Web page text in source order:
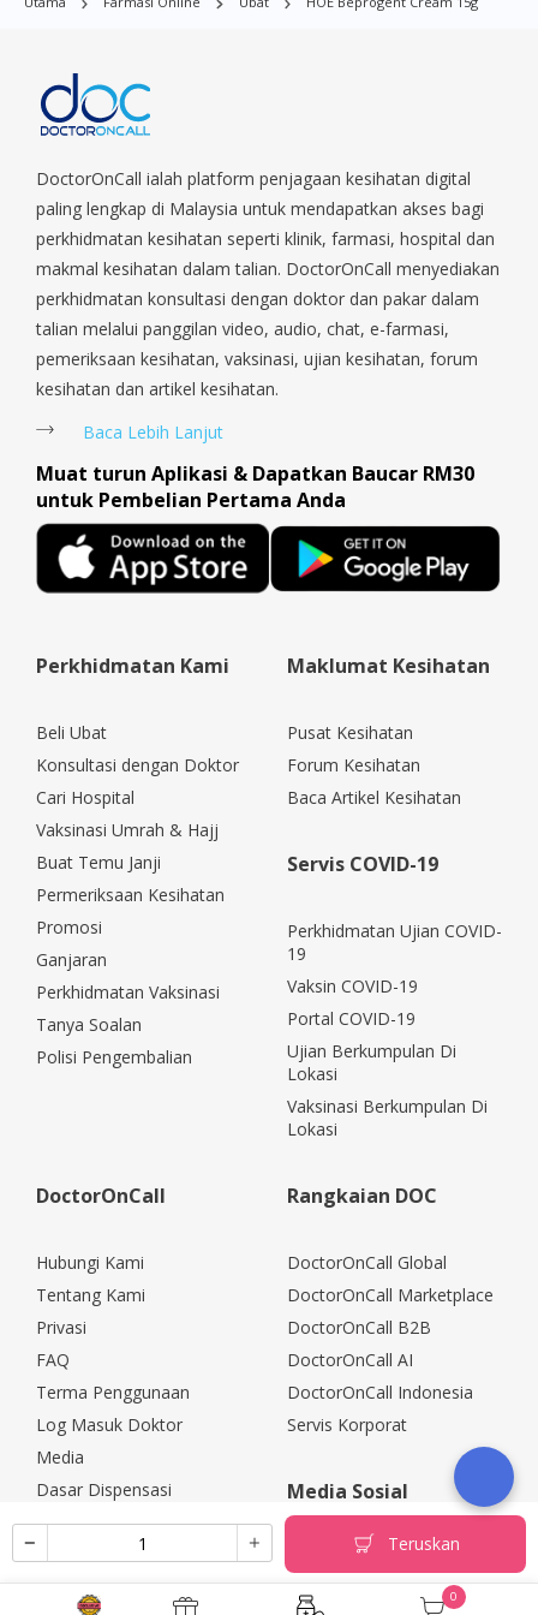
0
Teruskan
Village, Clementi Park, Dairy Farm, Eunos, East Coast, Farrer
East, Jurong West, Kallang/ Whampoa, Lim Chu Kang, Marine
Parade, Marina, Macpherson, Mandai, Newton, Novena,
Orchard, Pasir Ris, Punggol, Potong Pasir, Paya Lebar,
Sengkang, Serangoon, Serangoon Rd, Seletar, Tampines, Toa
Payoh, Tanjong Pagar, Telok Blangah, Tanglin, Thomson, Tuas,
Tengah, Upper East Coast, Upper Bukit Timah, Upper Thomson,
Woodlands, West Coast, Yishun, Yio Chu Kang.
DoctorOnCall ialah platform penjagaan kesihatan digital
paling lengkap di Malaysia untuk mendapatkan akses bagi
perkhidmatan kesihatan seperti klinik, farmasi, hospital dan
makmal kesihatan dalam talian. DoctorOnCall menyediakan
perkhidmatan konsultasi dengan doktor dan pakar dalam
talian melalui panggilan video, audio, chat, e-farmasi,
pemeriksaan kesihatan, vaksinasi, ujian kesihatan, forum
kesihatan dan artikel kesihatan.
Baca Lebih Lanjut
Muat turun Aplikasi & Dapatkan Baucar RM30
untuk Pembelian Pertama Anda
Perkhidmatan Kami
Beli Ubat
Konsultasi dengan Doktor
Cari Hospital
Vaksinasi Umrah & Hajj
Buat Temu Janji
Permeriksaan Kesihatan
Promosi
Ganjaran
Perkhidmatan Vaksinasi
Tanya Soalan
Polisi Pengembalian
Maklumat Kesihatan
Pusat Kesihatan
Forum Kesihatan
Baca Artikel Kesihatan
Servis COVID-19
Perkhidmatan Ujian COVID-
19
Vaksin COVID-19
Portal COVID-19
Ujian Berkumpulan Di
Lokasi
Vaksinasi Berkumpulan Di
Lokasi
DoctorOnCall
Hubungi Kami
Tentang Kami
Privasi
FAQ
Terma Penggunaan
Log Masuk Doktor
Media
Dasar Dispensasi
Kerjaya
Rakan Kongsi Korporat
Polisi Pemulangan
Rangkaian DOC
DoctorOnCall Global
DoctorOnCall Marketplace
DoctorOnCall B2B
DoctorOnCall AI
DoctorOnCall Indonesia
Servis Korporat
Media Sosial